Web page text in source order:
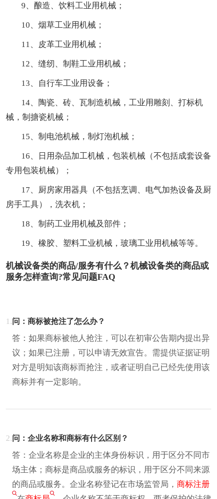
9、酿造、饮料工业用机械；
10、烟草工业用机械；
11、皮革工业用机械；
12、缝纫、制鞋工业用机械；
13、自行车工业用设备；
14、陶瓷、砖、瓦制造机械，工业用雕刻、打标机
械，制搪瓷机械；
15、制电池机械，制灯泡机械；
16、日用杂品加工机械，包装机械（不包括成套设备
专用包装机械）；
17、厨房家用器具（不包括烹调、电气加热设备及厨
房手工具），洗衣机；
18、制药工业用机械及部件；
19、橡胶、塑料工业机械，玻璃工业用机械等等。
机械设备类的商品/服务有什么？机械设备类的商品或
服务怎样查询?常见问题FAQ
1.问：商标被抢注了怎么办？
答：如果商标被他人抢注，可以在初审公告期内提出异
议；如果已注册，可以申请无效宣告。需提供证据证明
对方是明知该商标而抢注，或者证明自己已经先使用该
商标并有一定影响。
2.问：企业名称和商标有什么区别？
答：企业名称是企业的主体身份标识，用于区分不同市
场主体；商标是商品或服务的标识，用于区分不同来源
的商品或服务。企业名称登记在市场监管局， 商标注册